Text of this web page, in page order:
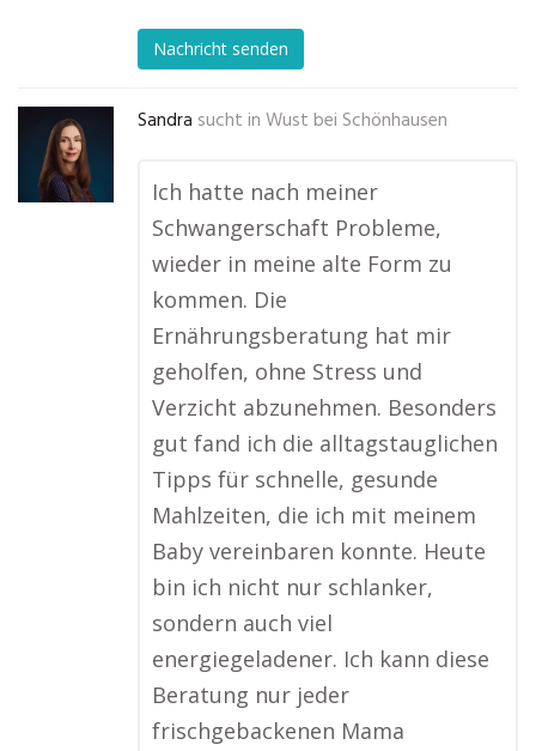
Nachricht senden
Sandra sucht in Wust bei Schönhausen
Ich hatte nach meiner
Schwangerschaft Probleme,
wieder in meine alte Form zu
kommen. Die
Ernährungsberatung hat mir
geholfen, ohne Stress und
Verzicht abzunehmen. Besonders
gut fand ich die alltagstauglichen
Tipps für schnelle, gesunde
Mahlzeiten, die ich mit meinem
Baby vereinbaren konnte. Heute
bin ich nicht nur schlanker,
sondern auch viel
energiegeladener. Ich kann diese
Beratung nur jeder
frischgebackenen Mama